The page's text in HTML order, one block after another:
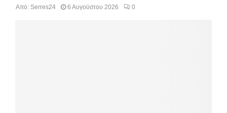
Από: Serres24 6 Αυγούστου 2026 0